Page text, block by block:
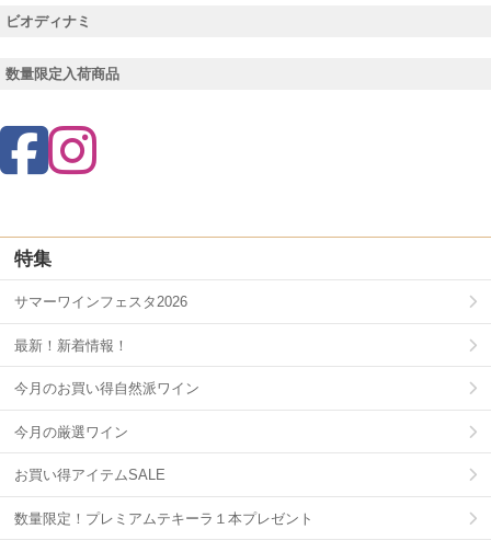
ビオディナミ
数量限定入荷商品
特集
サマーワインフェスタ2026
最新！新着情報！
今月のお買い得自然派ワイン
今月の厳選ワイン
お買い得アイテムSALE
数量限定！プレミアムテキーラ１本プレゼント